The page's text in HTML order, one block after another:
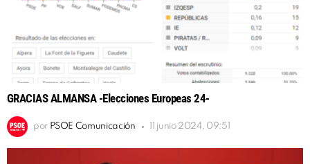
GRACIAS ALMANSA -Elecciones Europeas 24-
por PSOE Comunicación 11 junio 2024, 09:51